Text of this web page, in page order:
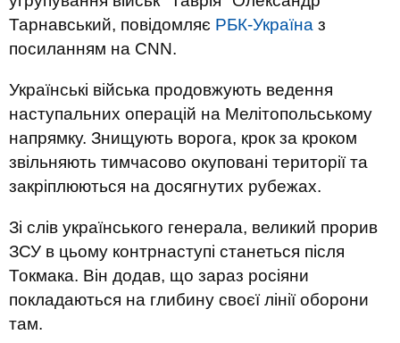
Тарнавський, повідомляє РБК-Україна з
посиланням на CNN.
Українські війська продовжують ведення
наступальних операцій на Мелітопольському
напрямку. Знищують ворога, крок за кроком
звільняють тимчасово окуповані території та
закріплюються на досягнутих рубежах.
Зі слів українського генерала, великий прорив
ЗСУ в цьому контрнаступі станеться після
Токмака. Він додав, що зараз росіяни
покладаються на глибину своєї лінії оборони
там.